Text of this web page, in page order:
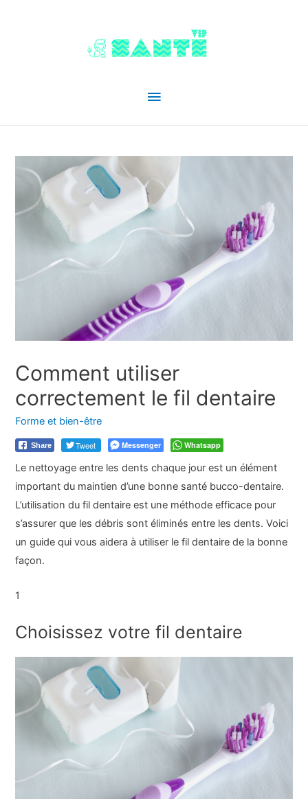
Menu
Comment utiliser
correctement le fil dentaire
Forme et bien-être
Share Tweet Messenger Whatsapp
Le nettoyage entre les dents chaque jour est un élément
important du maintien d’une bonne santé bucco-dentaire.
L’utilisation du fil dentaire est une méthode efficace pour
s’assurer que les débris sont éliminés entre les dents. Voici
un guide qui vous aidera à utiliser le fil dentaire de la bonne
façon.
1
Choisissez votre fil dentaire